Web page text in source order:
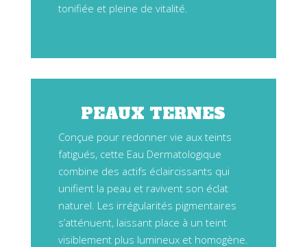
tonifiée et pleine de vitalité.
PEAUX TERNES
Conçue pour redonner vie aux teints
fatigués, cette Eau Dermatologique
combine des actifs éclaircissants qui
unifient la peau et ravivent son éclat
naturel. Les irrégularités pigmentaires
s’atténuent, laissant place à un teint
visiblement plus lumineux et homogène.